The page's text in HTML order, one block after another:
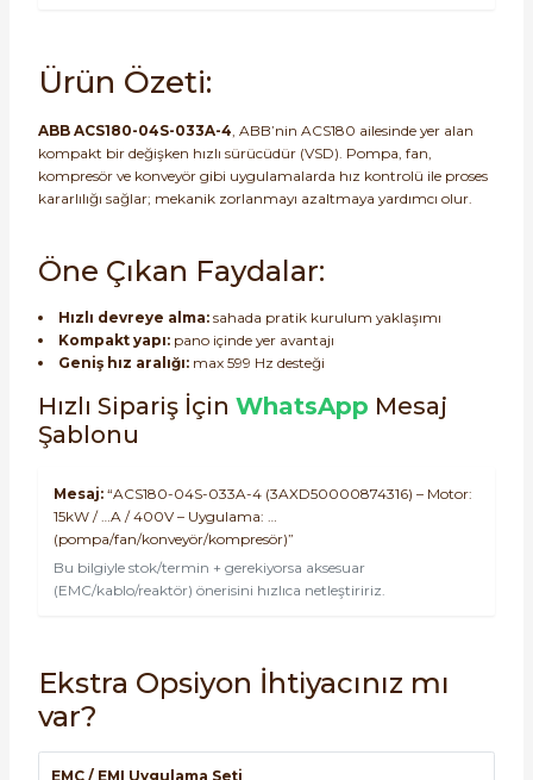
Ürün Özeti:
ABB ACS180-04S-033A-4, ABB’nin ACS180 ailesinde yer alan
kompakt bir değişken hızlı sürücüdür (VSD). Pompa, fan,
kompresör ve konveyör gibi uygulamalarda hız kontrolü ile proses
kararlılığı sağlar; mekanik zorlanmayı azaltmaya yardımcı olur.
Öne Çıkan Faydalar:
Hızlı devreye alma:sahada pratik kurulum yaklaşımı
Kompakt yapı:pano içinde yer avantajı
Geniş hız aralığı:max 599 Hz desteği
Hızlı Sipariş İçin WhatsApp Mesaj
Şablonu
Mesaj:“ACS180-04S-033A-4 (3AXD50000874316) – Motor:
15kW / …A / 400V – Uygulama: …
(pompa/fan/konveyör/kompresör)”
Bu bilgiyle stok/termin + gerekiyorsa aksesuar
(EMC/kablo/reaktör) önerisini hızlıca netleştiririz.
Ekstra Opsiyon İhtiyacınız mı
var?
EMC / EMI Uygulama Seti